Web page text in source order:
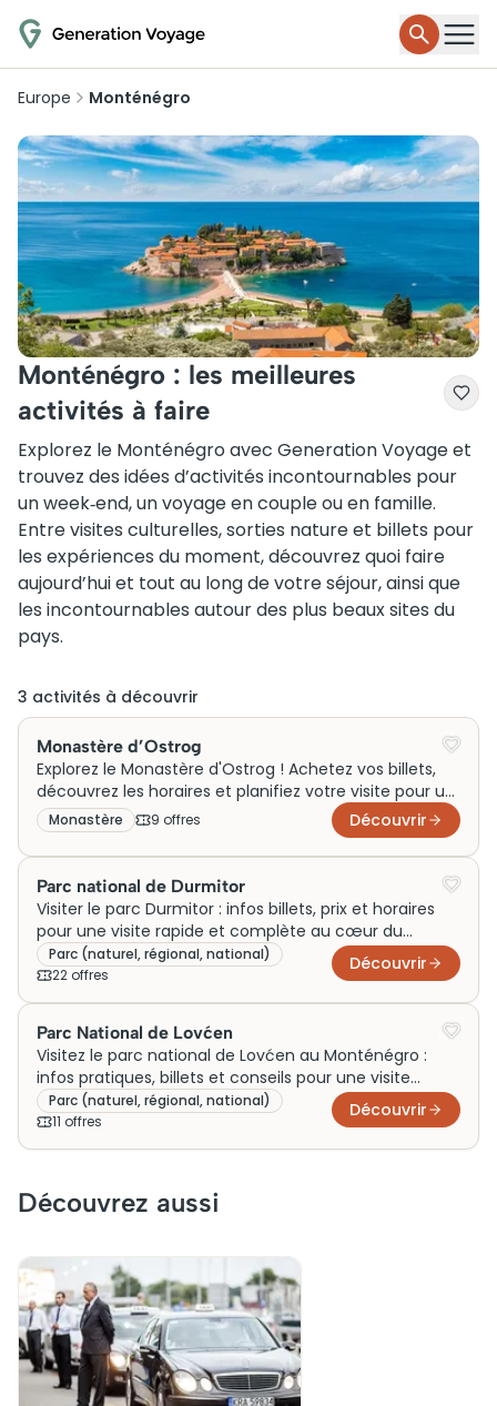
Europe Monténégro
Monténégro : les meilleures
activités à faire
Explorez le Monténégro avec Generation Voyage et
trouvez des idées d’activités incontournables pour
un week‑end, un voyage en couple ou en famille.
Entre visites culturelles, sorties nature et billets pour
les expériences du moment, découvrez quoi faire
aujourd’hui et tout au long de votre séjour, ainsi que
les incontournables autour des plus beaux sites du
pays.
3 activités à découvrir
Monastère d’Ostrog
Explorez le Monastère d'Ostrog ! Achetez vos billets,
découvrez les horaires et planifiez votre visite pour un
voyage inoubliable au Monténégro.
Monastère 9 offres Découvrir
Parc national de Durmitor
Visiter le parc Durmitor : infos billets, prix et horaires
pour une visite rapide et complète au cœur du
Monténégro sauvage et grandiose !
Parc (naturel, régional, national)
22 offres
Découvrir
Parc National de Lovćen
Visitez le parc national de Lovćen au Monténégro :
infos pratiques, billets et conseils pour une visite
efficace. Profitez d'une expérience unique !
Parc (naturel, régional, national)
11 offres
Découvrir
Découvrez aussi